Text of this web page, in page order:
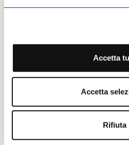
Accetta
Accetta
Rifiuta
Altri articoli